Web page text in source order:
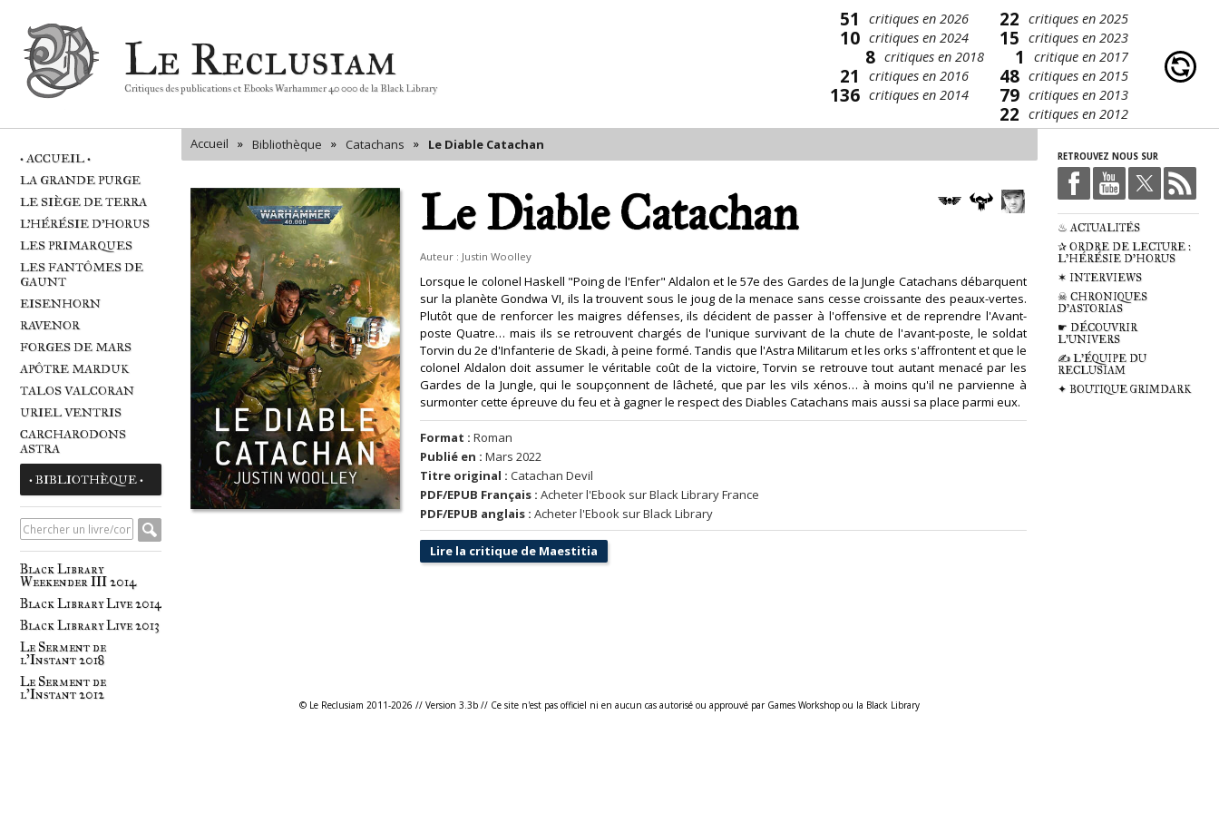
Le Reclusiam
Critiques des publications et Ebooks Warhammer 40 000 de la Black Library
51 critiques en 2026 22 critiques en 2025
10 critiques en 2024 15 critiques en 2023
8 critiques en 2018 1 critique en 2017
21 critiques en 2016 48 critiques en 2015
136 critiques en 2014 79 critiques en 2013
22 critiques en 2012
• ACCUEIL •
LA GRANDE PURGE
LE SIÈGE DE TERRA
L'HÉRÉSIE D'HORUS
LES PRIMARQUES
LES FANTÔMES DE
GAUNT
EISENHORN
RAVENOR
FORGES DE MARS
APÔTRE MARDUK
TALOS VALCORAN
URIEL VENTRIS
CARCHARODONS
ASTRA
• BIBLIOTHÈQUE •
Black Library
Weekender III 2014
Black Library Live 2014
Black Library Live 2013
Le Serment de
l'Instant 2018
Le Serment de
l'Instant 2012
RETROUVEZ NOUS SUR
♨ ACTUALITÉS
✰ ORDRE DE LECTURE :
L'HÉRÉSIE D'HORUS
✶ INTERVIEWS
☠ CHRONIQUES
D'ASTORIAS
☛ DÉCOUVRIR
L'UNIVERS
✍ L'ÉQUIPE DU
RECLUSIAM
✦ BOUTIQUE GRIMDARK
Accueil » Bibliothèque » Catachans » Le Diable Catachan
Le Diable Catachan
Auteur : Justin Woolley
Lorsque le colonel Haskell "Poing de l'Enfer" Aldalon et le 57e des Gardes de la Jungle Catachans débarquent
sur la planète Gondwa VI, ils la trouvent sous le joug de la menace sans cesse croissante des peaux-vertes.
Plutôt que de renforcer les maigres défenses, ils décident de passer à l'offensive et de reprendre l'Avant-
poste Quatre… mais ils se retrouvent chargés de l'unique survivant de la chute de l'avant-poste, le soldat
Torvin du 2e d'Infanterie de Skadi, à peine formé. Tandis que l'Astra Militarum et les orks s'affrontent et que le
colonel Aldalon doit assumer le véritable coût de la victoire, Torvin se retrouve tout autant menacé par les
Gardes de la Jungle, qui le soupçonnent de lâcheté, que par les vils xénos… à moins qu'il ne parvienne à
surmonter cette épreuve du feu et à gagner le respect des Diables Catachans mais aussi sa place parmi eux.
Format : Roman
Publié en : Mars 2022
Titre original : Catachan Devil
PDF/EPUB Français : Acheter l'Ebook sur Black Library France
PDF/EPUB anglais : Acheter l'Ebook sur Black Library
Lire la critique de Maestitia
© Le Reclusiam 2011-2026 // Version 3.3b // Ce site n'est pas officiel ni en aucun cas autorisé ou approuvé par Games Workshop ou la Black Library